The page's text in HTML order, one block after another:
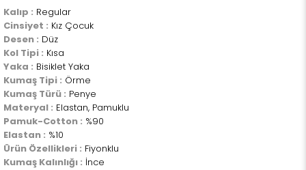
Kalıp : Regular
Cinsiyet : Kız Çocuk
Desen : Düz
Kol Tipi : Kısa
Yaka : Bisiklet Yaka
Kumaş Tipi : Örme
Kumaş Türü : Penye
Materyal : Elastan, Pamuklu
Pamuk-Cotton : %90
Elastan : %10
Ürün Özellikleri : Fiyonklu
Kumaş Kalınlığı : İnce